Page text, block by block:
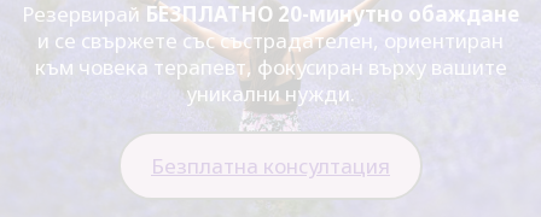
Резервирай БЕЗПЛАТНО 20-минутно обаждане
и се свържете със състрадателен, ориентиран
към човека терапевт, фокусиран върху вашите
уникални нужди.
Безплатна консултация